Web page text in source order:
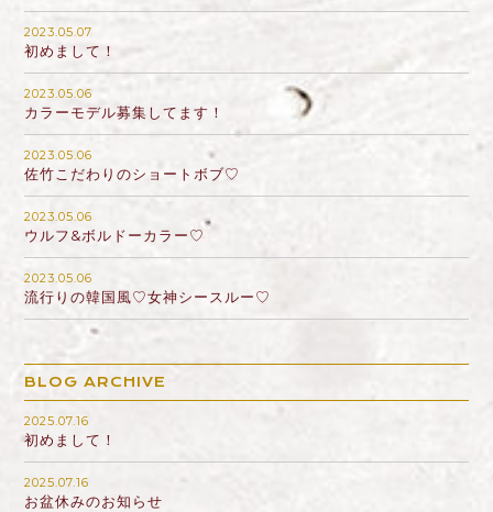
2023.05.07
初めまして！
2023.05.06
カラーモデル募集してます！
2023.05.06
佐竹こだわりのショートボブ♡
2023.05.06
ウルフ&ボルドーカラー♡
2023.05.06
流行りの韓国風♡女神シースルー♡
BLOG ARCHIVE
2025.07.16
初めまして！
2025.07.16
お盆休みのお知らせ